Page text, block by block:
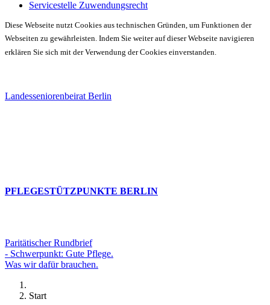
Servicestelle Zuwendungsrecht
Diese Webseite nutzt Cookies aus technischen Gründen, um Funktionen der
Webseiten zu gewährleisten. Indem Sie weiter auf dieser Webseite navigieren
erklären Sie sich mit der Verwendung der Cookies einverstanden.
Landesseniorenbeirat Berlin
PFLEGESTÜTZPUNKTE BERLIN
Paritätischer Rundbrief
- Schwerpunkt: Gute Pflege.
Was wir dafür brauchen.
Start